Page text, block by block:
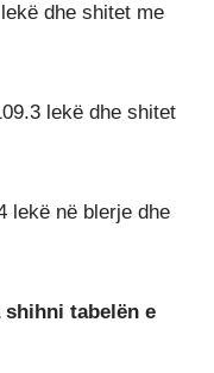
dhe shitet me
lekë dhe shitet
lekë në blerje dhe
shihni tabelën e